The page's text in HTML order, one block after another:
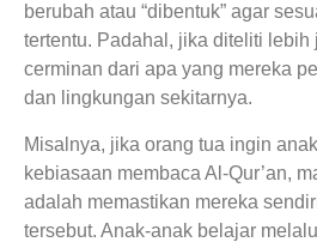
berubah atau “dibentuk” agar
tertentu. Padahal, jika diteliti lebih
cerminan dari apa yang mereka
dan lingkungan sekitarnya.
Misalnya, jika orang tua ingin
kebiasaan membaca Al-Qur’an,
adalah memastikan mereka
tersebut. Anak-anak belajar